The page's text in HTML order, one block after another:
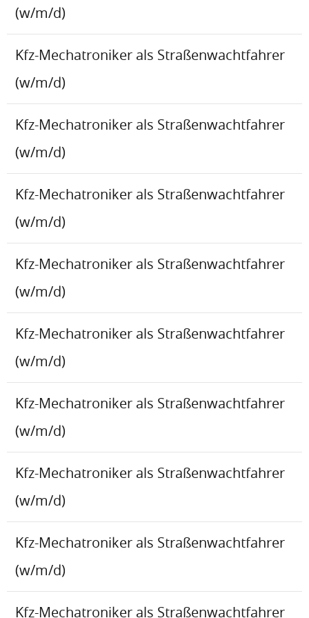
(w/m/d)
Kfz-Mechatroniker als Straßenwachtfahrer
(w/m/d)
Kfz-Mechatroniker als Straßenwachtfahrer
(w/m/d)
Kfz-Mechatroniker als Straßenwachtfahrer
(w/m/d)
Kfz-Mechatroniker als Straßenwachtfahrer
(w/m/d)
Kfz-Mechatroniker als Straßenwachtfahrer
(w/m/d)
Kfz-Mechatroniker als Straßenwachtfahrer
(w/m/d)
Kfz-Mechatroniker als Straßenwachtfahrer
(w/m/d)
Kfz-Mechatroniker als Straßenwachtfahrer
(w/m/d)
Kfz-Mechatroniker als Straßenwachtfahrer